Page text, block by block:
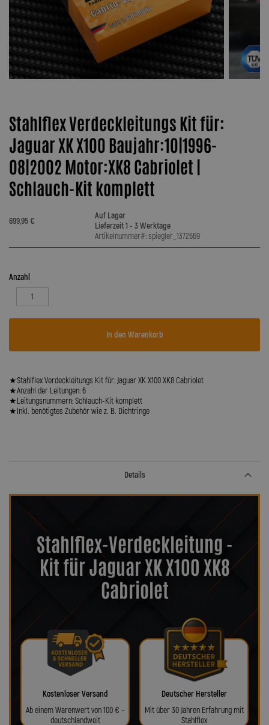
Stahlflex Verdeckleitungs Kit für:
Jaguar XK X100 Baujahr:10|1996-
08|2002 Motor:XK8 Cabriolet |
Schlauch-Kit komplett
699,95 €
Auf Lager
Lieferzeit 1 - 3 Werktage
Artikelnummer#: spiegler_1372669
Anzahl
In den Warenkorb
★Stahlflex Verdeckleitungs Kit für: Jaguar XK X100 XK8 Cabriolet
★Anzahl der Leitungen: 6
★Leitungsnummern: Schlauch-Kit komplett
★Inkl. benötigtes Zubehör wie z. B. Dichtringe
Details
Stahlflex-Verdeckleitung -
Kit für Jaguar XK X100 XK8
Cabriolet
Kostenloser Versand
Ab einem Warenwert von 100 € –
deutschlandweit
Deutscher Hersteller
Mit über 30 Jahren Erfahrung mit
Stahlflex